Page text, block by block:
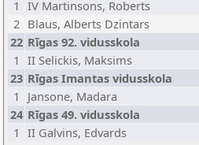
1 IV Martinsons, Roberts
2 Blaus, Alberts Dzintars
22 Rīgas 92. vidusskola
1 II Selickis, Maksims
23 Rīgas Imantas vidusskola
1
Jansone, Madara
24 Rīgas 49. vidusskola
1 II Galvins, Edvards